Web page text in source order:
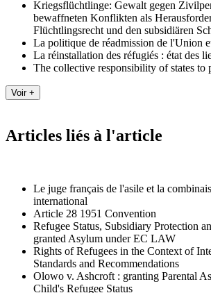
Kriegsflüchtlinge: Gewalt gegen
bewaffneten Konflikten als
Flüchtlingsrecht und den subsidiären
La politique de réadmission de l'Union
La réinstallation des réfugiés : état des
The collective responsibility of states to
Articles liés à l'article
Le juge français de l'asile et la
international
Article 28 1951 Convention
Refugee Status, Subsidiary Protection
granted Asylum under EC LAW
Rights of Refugees in the Context of
Standards and Recommendations
Olowo v. Ashcroft : granting Parental
Child's Refugee Status